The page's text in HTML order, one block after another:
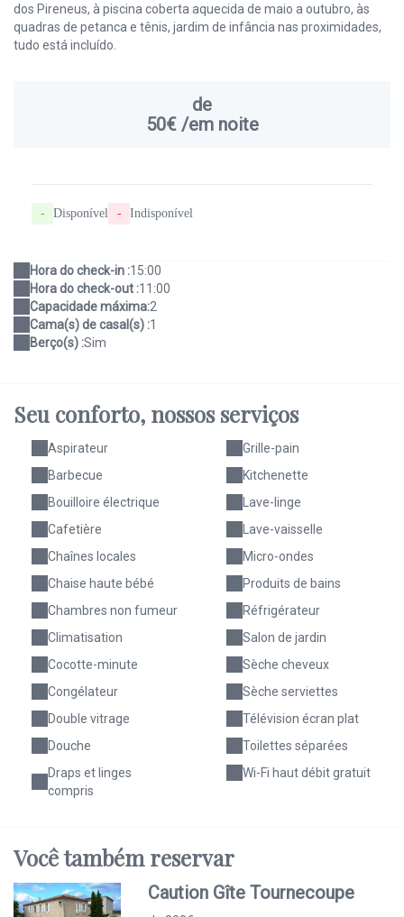
dos Pireneus, à piscina coberta aquecida de maio a outubro, às
quadras de petanca e tênis, jardim de infância nas proximidades,
tudo está incluído.
de
50€/em noite
- Disponível - Indisponível
Hora do check-in :15:00
Hora do check-out :11:00
Capacidade máxima:2
Cama(s) de casal(s) :1
Berço(s) :Sim
Seu conforto, nossos serviços
Aspirateur
Barbecue
Bouilloire électrique
Cafetière
Chaînes locales
Chaise haute bébé
Chambres non fumeur
Climatisation
Cocotte-minute
Congélateur
Double vitrage
Douche
Draps et linges
compris
Grille-pain
Kitchenette
Lave-linge
Lave-vaisselle
Micro-ondes
Produits de bains
Réfrigérateur
Salon de jardin
Sèche cheveux
Sèche serviettes
Télévision écran plat
Toilettes séparées
Wi-Fi haut débit gratuit
Vocêtambémreservar
Caution Gîte Tournecoupe